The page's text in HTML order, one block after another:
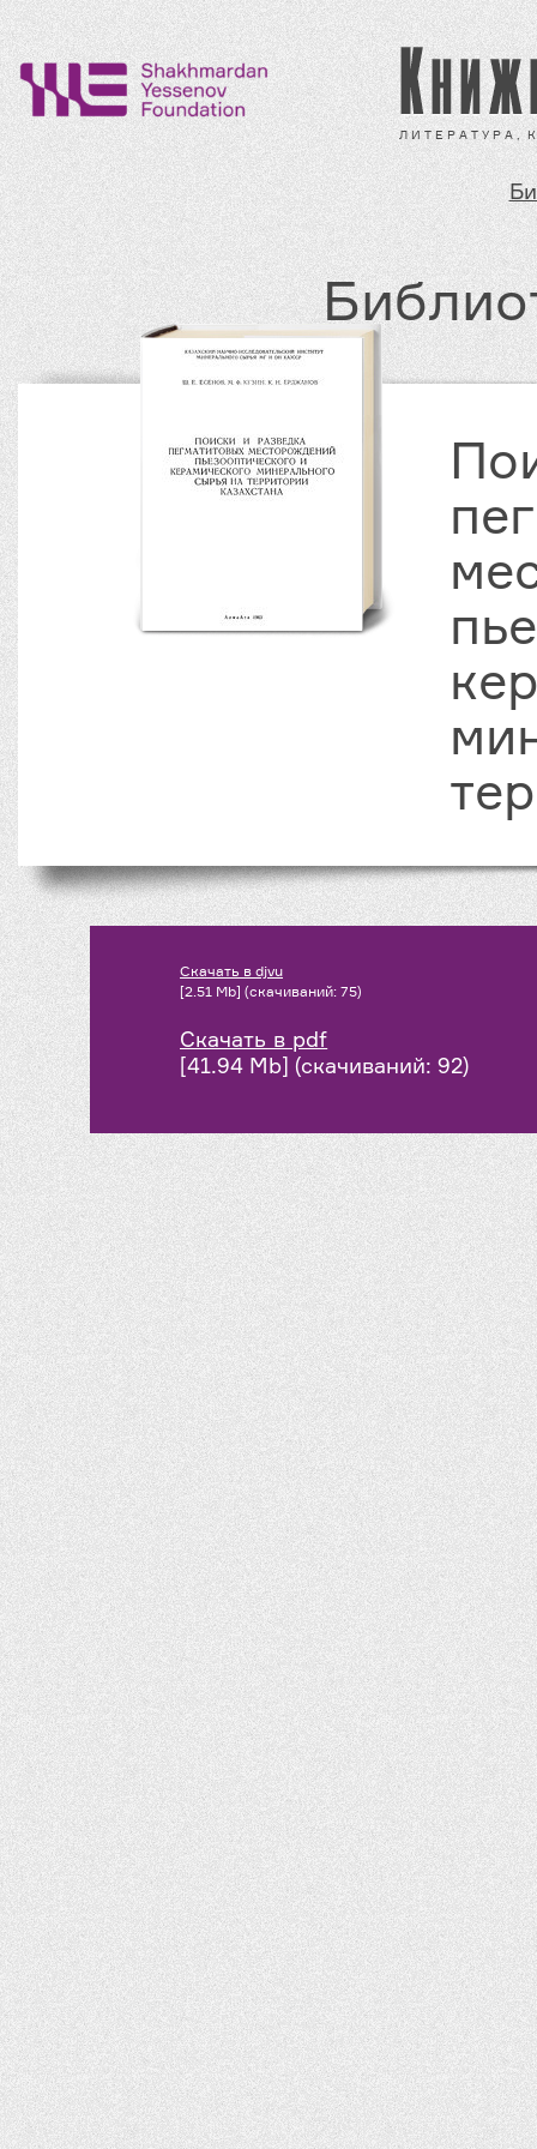
Л И Т Е Р А Т У Р А
Скачать в djvu
[2.51 Mb] (cкачиваний: 75)
Скачать в pdf
[41.94 Mb] (cкачиваний: 92)